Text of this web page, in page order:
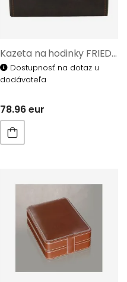
Kazeta na hodinky FRIEDRICH LEDERWAREN BOND 20085-3
Dostupnosť na dotaz u
dodávateľa
78.96 eur